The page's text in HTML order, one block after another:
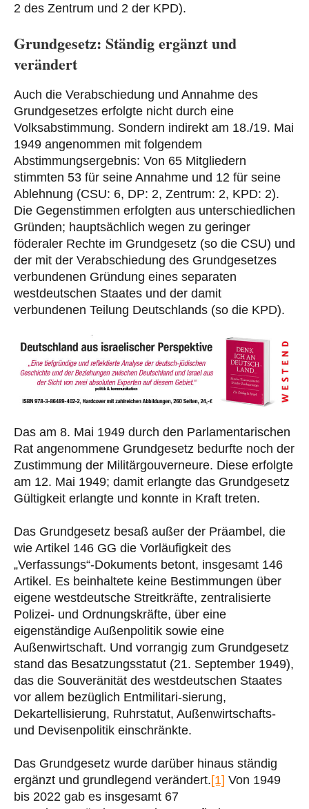
2 des Zentrum und 2 der KPD).
Grundgesetz: Ständig ergänzt und
verändert
Auch die Verabschiedung und Annahme des
Grundgesetzes erfolgte nicht durch eine
Volksabstimmung. Sondern indirekt am 18./19. Mai
1949 angenommen mit folgendem
Abstimmungsergebnis: Von 65 Mitgliedern
stimmten 53 für seine Annahme und 12 für seine
Ablehnung (CSU: 6, DP: 2, Zentrum: 2, KPD: 2).
Die Gegenstimmen erfolgten aus unterschiedlichen
Gründen; hauptsächlich wegen zu geringer
föderaler Rechte im Grundgesetz (so die CSU) und
der mit der Verabschiedung des Grundgesetzes
verbundenen Gründung eines separaten
westdeutschen Staates und der damit
verbundenen Teilung Deutschlands (so die KPD).
Das am 8. Mai 1949 durch den Parlamentarischen
Rat angenommene Grundgesetz bedurfte noch der
Zustimmung der Militärgouverneure. Diese erfolgte
am 12. Mai 1949; damit erlangte das Grundgesetz
Gültigkeit erlangte und konnte in Kraft treten.
Das Grundgesetz besaß außer der Präambel, die
wie Artikel 146 GG die Vorläufigkeit des
„Verfassungs“-Dokuments betont, insgesamt 146
Artikel. Es beinhaltete keine Bestimmungen über
eigene westdeutsche Streitkräfte, zentralisierte
Polizei- und Ordnungskräfte, über eine
eigenständige Außenpolitik sowie eine
Außenwirtschaft. Und vorrangig zum Grundgesetz
stand das Besatzungsstatut (21. September 1949),
das die Souveränität des westdeutschen Staates
vor allem bezüglich Entmilitari-sierung,
Dekartellisierung, Ruhrstatut, Außenwirtschafts-
und Devisenpolitik einschränkte.
Das Grundgesetz wurde darüber hinaus ständig
ergänzt und grundlegend verändert.[1] Von 1949
bis 2022 gab es insgesamt 67